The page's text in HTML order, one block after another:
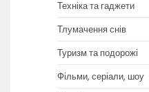
Техніка та гаджети
Тлумачення снів
Туризм та подорожі
Фільми, серіали, шоу